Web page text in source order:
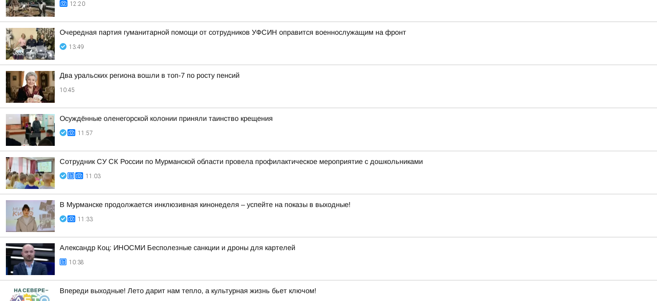
12:20
Очередная партия гуманитарной помощи от сотрудников УФСИН оправится военнослужащим на фронт
13:49
Два уральских региона вошли в топ-7 по росту пенсий
10:45
Осуждённые оленегорской колонии приняли таинство крещения
11:57
Сотрудник СУ СК России по Мурманской области провела профилактическое мероприятие с дошкольниками
11:03
В Мурманске продолжается инклюзивная кинонеделя – успейте на показы в выходные!
11:33
Александр Коц: ИНОСМИ Бесполезные санкции и дроны для картелей
10:38
Впереди выходные! Лето дарит нам тепло, а культурная жизнь бьет ключом!